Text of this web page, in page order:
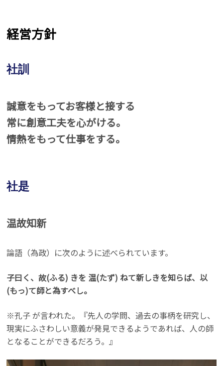
経営方針
社訓
誠意をもってお客様と接する
常に創意工夫を心がける。
情熱をもって仕事をする。
社是
温故知新
論語（為政）に次のように述べられています。
子曰く、故(ふる) きを 温(たず) ねて新しきを知らば、以
(もっ)て師と為すべし。
※孔子 が言われた。『先人の学問、過去の事柄を研究し、
現実にふさわしい意義が発見できるようであれば、人の師
となることができるだろう。』